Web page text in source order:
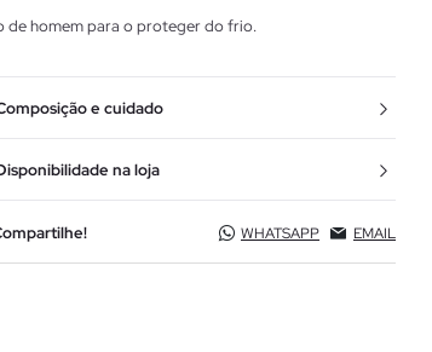
de homem para o proteger do frio.
e cuidado
na loja
WHATSAPP EMAIL